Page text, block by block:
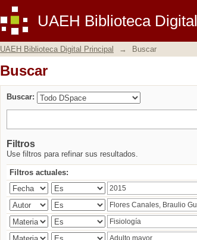
UAEH Biblioteca Digital
Buscar
UAEH Biblioteca Digital Principal → Buscar
Buscar
Buscar:
Filtros
Use filtros para refinar sus resultados.
Filtros actuales: